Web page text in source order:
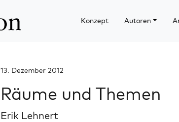
Konzept Autoren
13. Dezember 2012
Räume und Themen
Erik Lehnert